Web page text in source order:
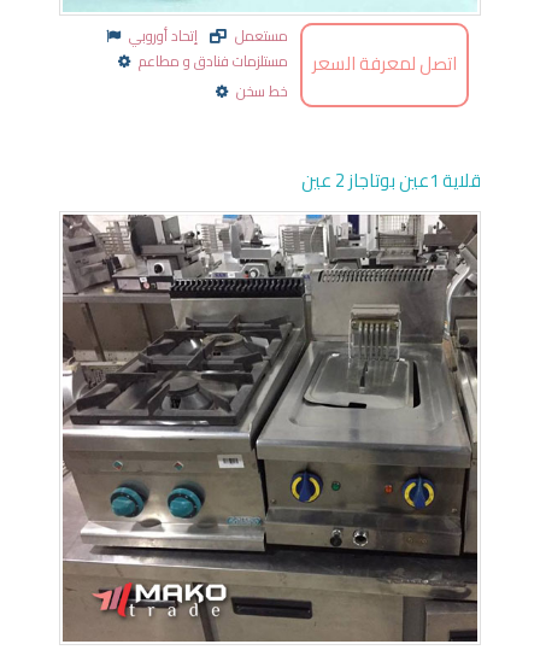
اتصل لمعرفة السعر
مستعمل
إتحاد أوروبي
مستلزمات فنادق و مطاعم
خط سخن
قلاية 1عين بوتاجاز 2 عين